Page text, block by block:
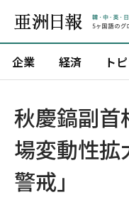
企業 経済 ト
秋慶鎬副首
場変動性拡
警戒」